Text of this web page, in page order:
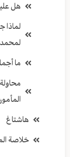
هل
لماذا
ما
هاشتاغ
خلاصة